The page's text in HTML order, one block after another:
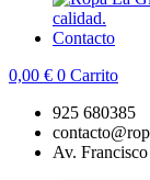
Contacto
0,00 € 0 Carrito
925 680385
Av.